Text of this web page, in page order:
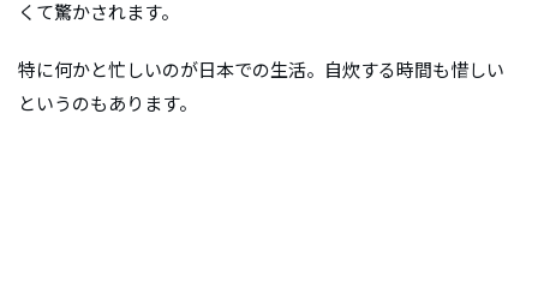
くて驚かされます。
特に何かと忙しいのが日本での生活。自炊する時間も惜しい
というのもあります。